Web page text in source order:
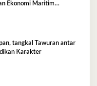
Ekonomi Maritim
tangkal Tawuran antar
Karakter